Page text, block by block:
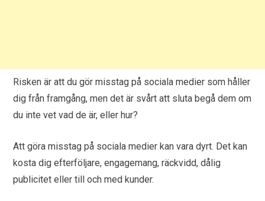
Risken är att du gör misstag på sociala medier som håller
dig från framgång, men det är svårt att sluta begå dem om
du inte vet vad de är, eller hur?
Att göra misstag på sociala medier kan vara dyrt. Det kan
kosta dig efterföljare, engagemang, räckvidd, dålig
publicitet eller till och med kunder.